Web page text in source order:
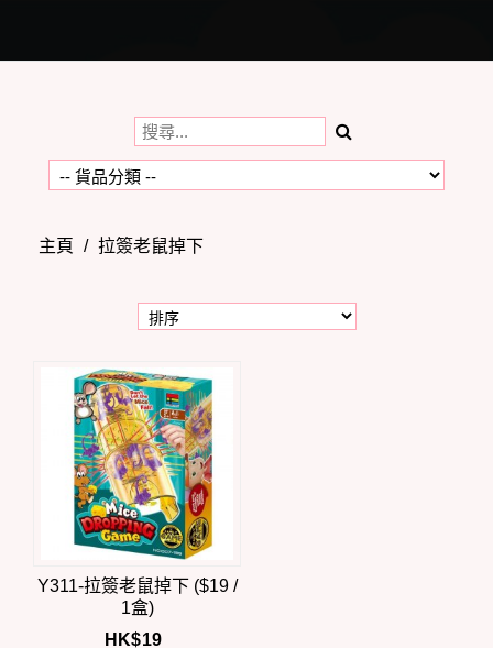
主頁 / 拉簽老鼠掉下
Y311-拉簽老鼠掉下 ($19 /
1盒)
HK$19